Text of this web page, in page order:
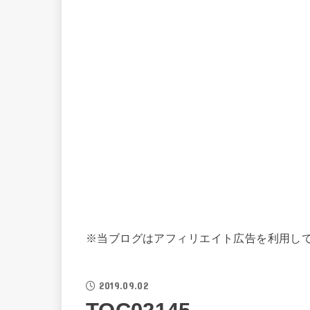
※当ブログはアフィリエイト広告を利用し
2019.09.02